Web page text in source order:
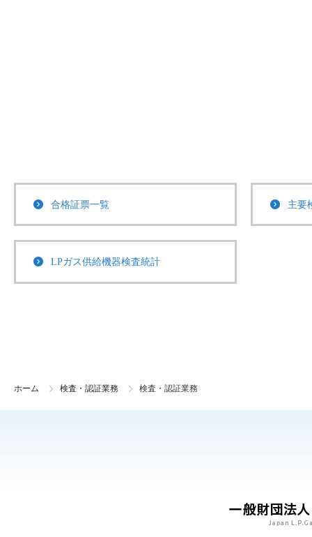
合格証票一覧 主要
LPガス供給機器検査統計
ホーム >
検査・認証業務 >
検査・認証業務